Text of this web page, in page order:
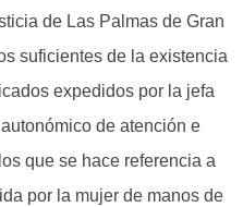
de Las Palmas de Gran
suficientes de la existencia
expedidos por la jefa
de atención e
que se hace referencia a
por la mujer de manos de